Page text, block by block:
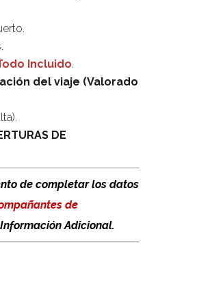
Incluido.
del viaje (Valorado
DE
de completar los datos
de
Adicional.